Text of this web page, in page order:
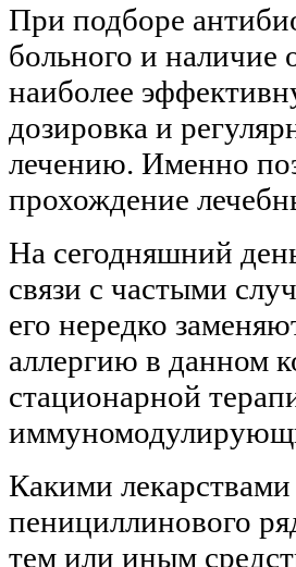
При подборе
больного и наличие
наиболее
дозировка и
лечению. Именно
прохождение
На сегодняшний
связи с частыми
его нередко
аллергию в данном
стационарной
Какими
пенициллинового
тем или иным